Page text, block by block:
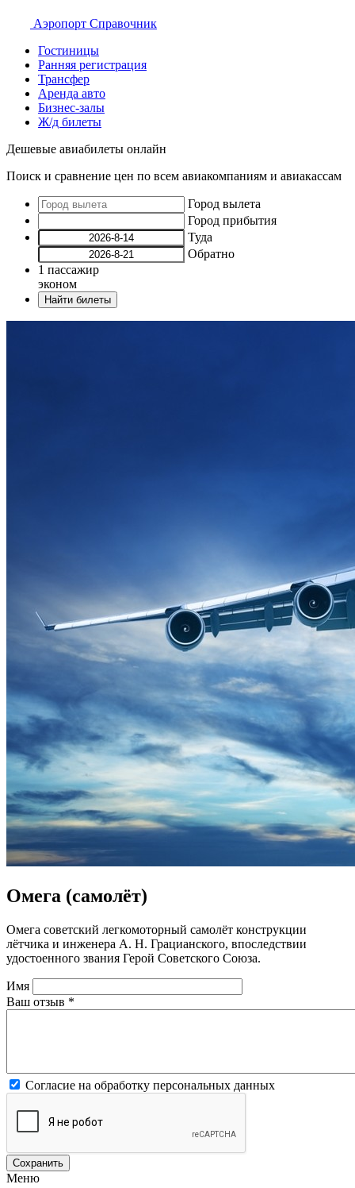
Аэропорт Справочник
Гостиницы
Ранняя регистрация
Трансфер
Аренда авто
Бизнес-залы
Ж/д билеты
Дешевые авиабилеты онлайн
Поиск и сравнение цен по всем авиакомпаниям и авиакассам
Город вылета
Город прибытия
Туда
Обратно
1 пассажир
эконом
Найти билеты
Омега (самолёт)
Омега советский легкомоторный самолёт конструкции
лётчика и инженера А. Н. Грацианского, впоследствии
удостоенного звания Герой Советского Союза.
Имя
Ваш отзыв *
Согласие на обработку персональных данных
Меню